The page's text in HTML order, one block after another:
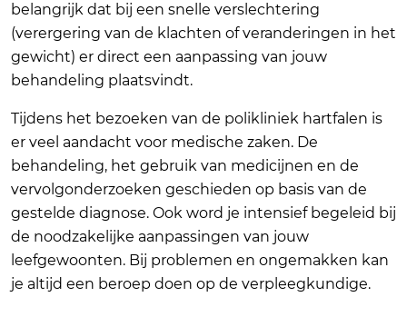
belangrijk dat bij een snelle verslechtering
(verergering van de klachten of veranderingen in het
gewicht) er direct een aanpassing van jouw
behandeling plaatsvindt.
Tijdens het bezoeken van de polikliniek hartfalen is
er veel aandacht voor medische zaken. De
behandeling, het gebruik van medicijnen en de
vervolgonderzoeken geschieden op basis van de
gestelde diagnose. Ook word je intensief begeleid bij
de noodzakelijke aanpassingen van jouw
leefgewoonten. Bij problemen en ongemakken kan
je altijd een beroep doen op de verpleegkundige.